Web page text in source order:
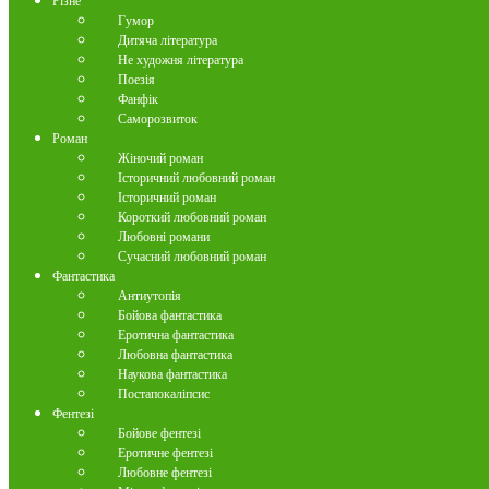
Гумор
Дитяча література
Не художня література
Поезія
Фанфік
Саморозвиток
Роман
Жіночий роман
Історичний любовний роман
Історичний роман
Короткий любовний роман
Любовні романи
Сучасний любовний роман
Фантастика
Антиутопія
Бойова фантастика
Еротична фантастика
Любовна фантастика
Наукова фантастика
Постапокаліпсис
Фентезі
Бойове фентезі
Еротичне фентезі
Любовне фентезі